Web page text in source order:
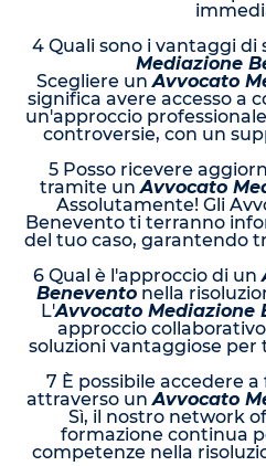
4 Quali sono i vantaggi
Mediazione
Scegliere unAvvocato
significa avere accesso a
un'approccio
controversie, con un
5 Posso ricevere
tramite unAvvocato
Assolutamente! Gli
Benevento ti terranno
del tuo caso, garantendo
6 Qual è l'approccio di un
Benevento nella
L'Avvocato Mediazione
approccio
soluzioni vantaggiose
7 È possibile accedere
attraverso unAvvocato
Sì, il nostro network
formazione continua
competenze nella